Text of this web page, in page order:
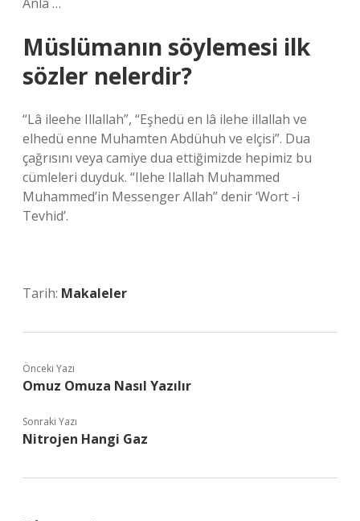
Müslümanın söylemesi ilk
sözler nelerdir?
“Lâ ileehe Illallah”, “Eşhedü en lâ ilehe illallah ve
elhedü enne Muhamten Abdühuh ve elçisi”. Dua
çağrısını veya camiye dua ettiğimizde hepimiz bu
cümleleri duyduk. “Ilehe Ilallah Muhammed
Muhammed’in Messenger Allah” denir ‘Wort -i
Tevhid’.
Tarih: Makaleler
Önceki Yazı
Omuz Omuza Nasıl Yazılır
Sonraki Yazı
Nitrojen Hangi Gaz